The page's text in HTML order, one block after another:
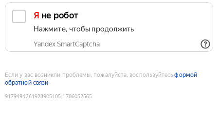
Я не робот
Нажмите, чтобы продолжить
Yandex SmartCaptcha
Если у вас возникли проблемы, пожалуйста, воспользуйтесьформой
обратной связи
9179494261928905105:1786052565